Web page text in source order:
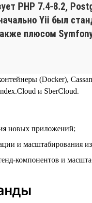
PHP 7.4‑8.2,
Yii был
плюсом
(Docker),
и SberCloud.
новых приложений;
и масштабирования
компонентов и